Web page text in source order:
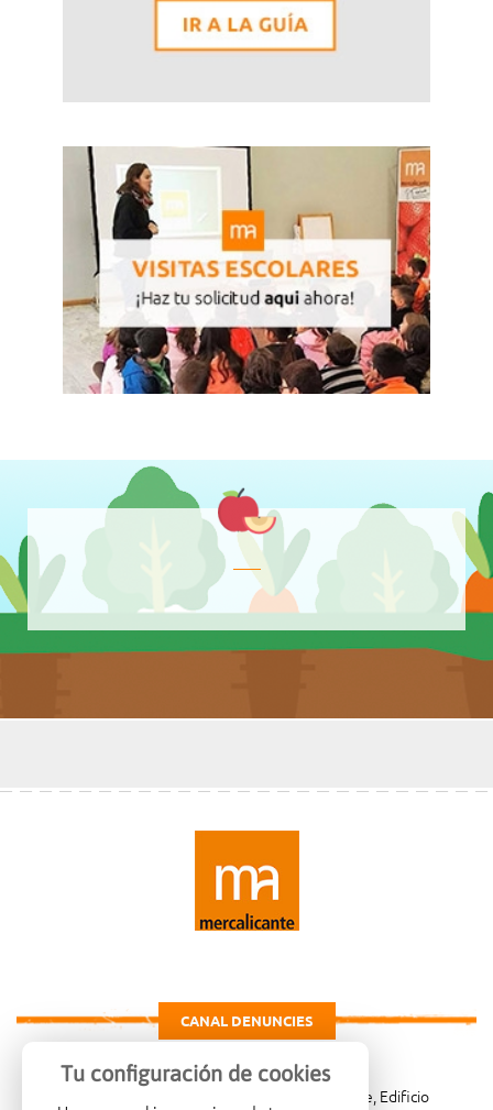
CANAL DENUNCIES
Carretera de Madrid Km. 4, 03007 Alicante, Edificio
Tu configuración de cookies